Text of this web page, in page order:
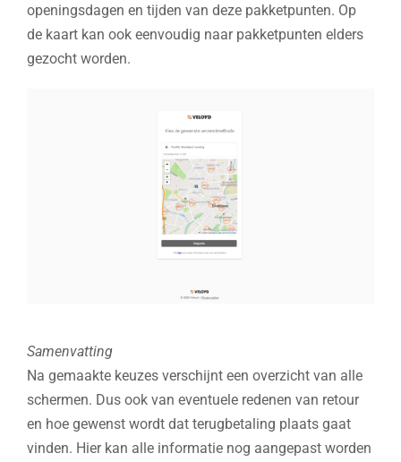
openingsdagen en tijden van deze pakketpunten. Op
de kaart kan ook eenvoudig naar pakketpunten elders
gezocht worden.
Samenvatting
Na gemaakte keuzes verschijnt een overzicht van alle
schermen. Dus ook van eventuele redenen van retour
en hoe gewenst wordt dat terugbetaling plaats gaat
vinden. Hier kan alle informatie nog aangepast worden